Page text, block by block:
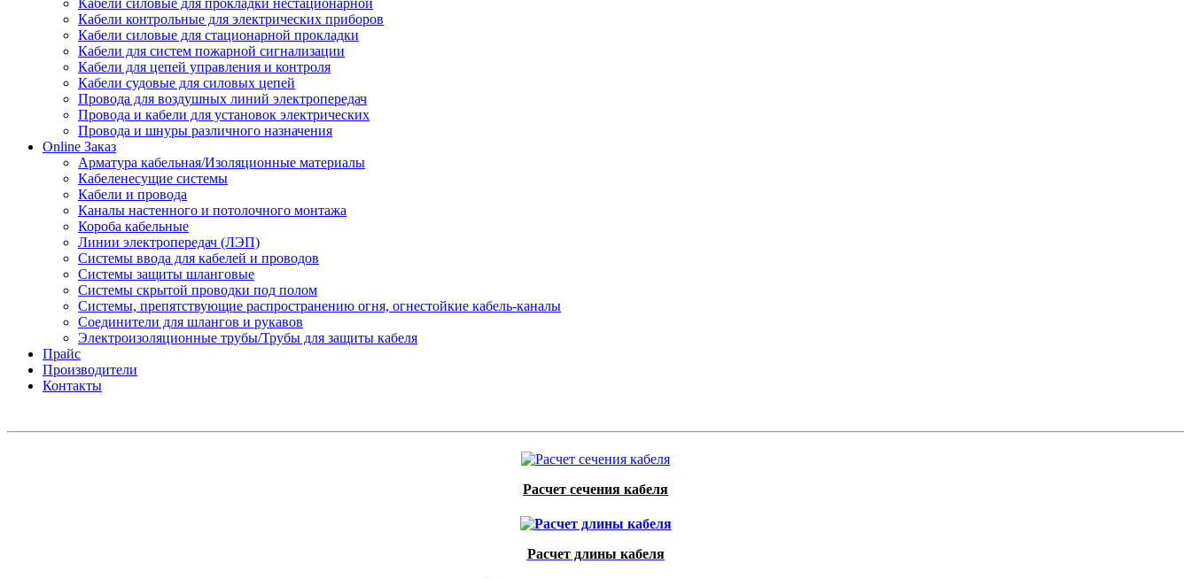
Кабели силовые для прокладки нестационарной
Кабели контрольные для электрических приборов
Кабели силовые для стационарной прокладки
Кабели для систем пожарной сигнализации
Кабели для цепей управления и контроля
Кабели судовые для силовых цепей
Провода для воздушных линий электропередач
Провода и кабели для установок электрических
Провода и шнуры различного назначения
Online Заказ
Арматура кабельная/Изоляционные материалы
Кабеленесущие системы
Кабели и провода
Каналы настенного и потолочного монтажа
Короба кабельные
Линии электропередач (ЛЭП)
Системы ввода для кабелей и проводов
Системы защиты шланговые
Системы скрытой проводки под полом
Системы, препятствующие распространению огня, огнестойкие кабель-каналы
Соединители для шлангов и рукавов
Электроизоляционные трубы/Трубы для защиты кабеля
Прайс
Производители
Контакты
Расчет сечения кабеля
Расчет длины кабеля